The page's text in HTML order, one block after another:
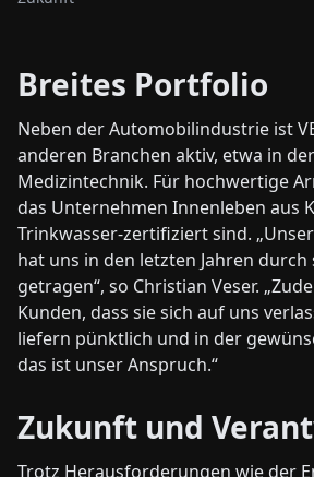
Breites Portfolio
Neben der Automobilindustrie ist
anderen Branchen aktiv, etwa in
Medizintechnik. Für hochwertige
das Unternehmen Innenleben aus
Trinkwasser-zertifiziert sind.
hat uns in den letzten Jahren durch
getragen“, so Christian Veser.
Kunden, dass sie sich auf uns
liefern pünktlich und in der
das ist unser Anspruch.“
Zukunft und
Trotz Herausforderungen wie der